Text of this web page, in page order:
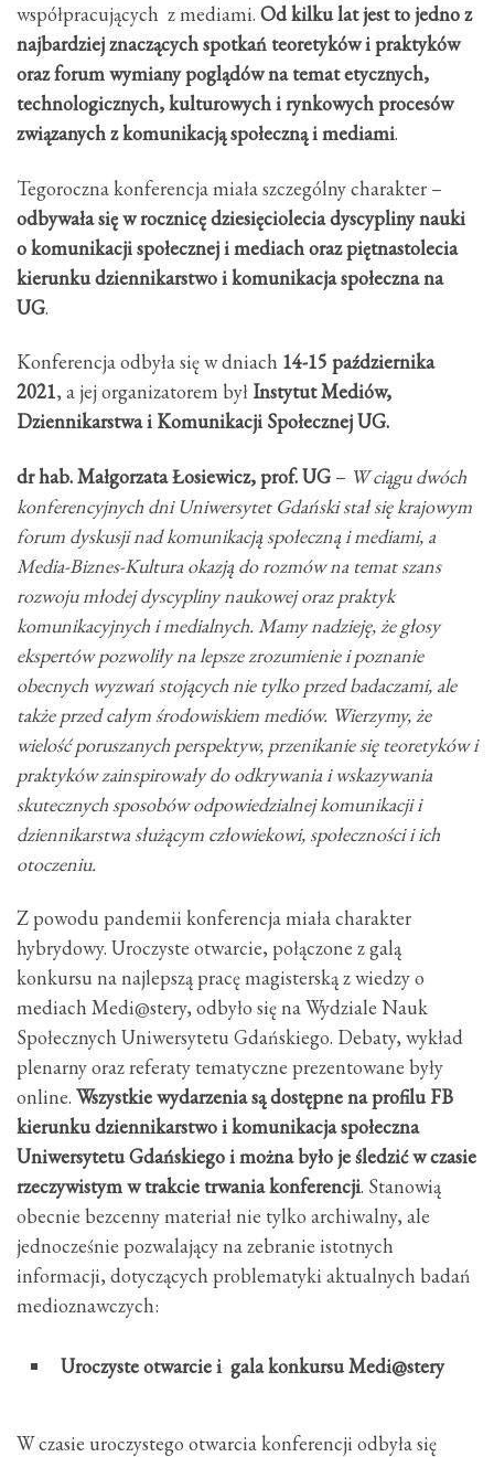
współpracujących z mediami. Od kilku lat jest to jedno z
najbardziej znaczących spotkań teoretyków i praktyków
oraz forum wymiany poglądów na temat etycznych,
technologicznych, kulturowych i rynkowych procesów
związanych z komunikacją społeczną i mediami.
Tegoroczna konferencja miała szczególny charakter –
odbywała się w rocznicę dziesięciolecia dyscypliny nauki
o komunikacji społecznej i mediach oraz piętnastolecia
kierunku dziennikarstwo i komunikacja społeczna na
UG.
Konferencja odbyła się w dniach 14-15 października
2021, a jej organizatorem byłInstytut Mediów,
Dziennikarstwa i Komunikacji Społecznej UG.
dr hab. Małgorzata Łosiewicz, prof. UG – W ciągu dwóch
konferencyjnych dni Uniwersytet Gdański stał się krajowym
forum dyskusji nad komunikacją społeczną i mediami, a
Media-Biznes-Kultura okazją do rozmów na temat szans
rozwoju młodej dyscypliny naukowej oraz praktyk
komunikacyjnych i medialnych. Mamy nadzieję, że głosy
ekspertów pozwoliły na lepsze zrozumienie i poznanie
obecnych wyzwań stojących nie tylko przed badaczami, ale
także przed całym środowiskiem mediów. Wierzymy, że
wielość poruszanych perspektyw, przenikanie się teoretyków i
praktyków zainspirowały do odkrywania i wskazywania
skutecznych sposobów odpowiedzialnej komunikacji i
dziennikarstwa służącym człowiekowi, społeczności i ich
otoczeniu.
Z powodu pandemii konferencja miała charakter
hybrydowy. Uroczyste otwarcie, połączone z galą
konkursu na najlepszą pracę magisterską z wiedzy o
mediach Medi@stery, odbyło się na Wydziale Nauk
Społecznych Uniwersytetu Gdańskiego. Debaty, wykład
plenarny oraz referaty tematyczne prezentowane były
online. Wszystkie wydarzenia są dostępne na profilu FB
kierunku dziennikarstwo i komunikacja społeczna
Uniwersytetu Gdańskiego i można było je śledzić w czasie
rzeczywistym w trakcie trwania konferencji. Stanowią
obecnie bezcenny materiał nie tylko archiwalny, ale
jednocześnie pozwalający na zebranie istotnych
informacji, dotyczących problematyki aktualnych badań
medioznawczych:
Uroczyste otwarcie i gala konkursu Medi@stery
W czasie uroczystego otwarcia konferencji odbyła się